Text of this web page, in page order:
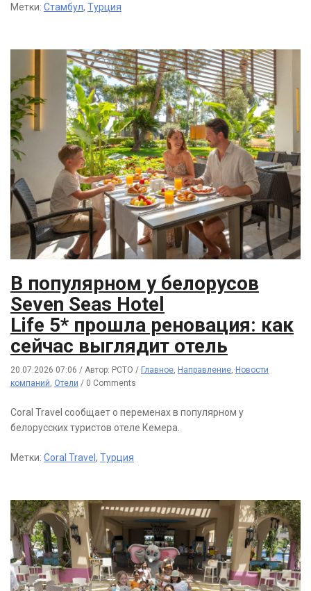
Метки: Стамбул, Турция
В популярном у белорусов
Seven Seas Hotel
Life 5* прошла реновация: как
сейчас выглядит отель
20.07.2026 07:06 / Автор: РСТО / Главное, Направление, Новости
компаний, Отели / 0 Comments
Coral Travel сообщает о переменах в популярном у
белорусских туристов отеле Кемера.
Метки: Coral Travel , Турция